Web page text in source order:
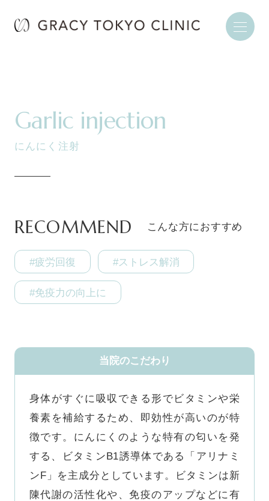
Garlic injection
にんにく注射
RECOMMEND こんな方におすすめ
#疲労回復 #ストレス解消
#免疫力の向上に
当院のこだわり
身体がすぐに吸収できる形でビタミンや栄
養素を補給するため、即効性が高いのが特
徴です。にんにくのような特有の匂いを発
する、ビタミンB1誘導体である「アリナミ
ンF」を主成分としています。ビタミンは新
陳代謝の活性化や、免疫のアップなどに有